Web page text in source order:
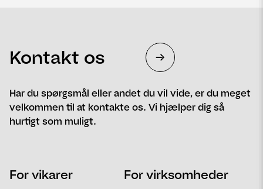
Kontakt os
Har du spørgsmål eller andet du vil vide, er du meget
velkommen til at kontakte os. Vi hjælper dig så
hurtigt som muligt.
Email Postnummer
For vikarer For virksomheder